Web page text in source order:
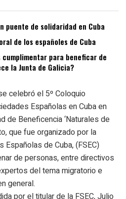
puente de solidaridad en Cuba
de los españoles de Cuba
para beneficar de
la Junta de Galicia?
celebró el 5º Coloquio
Españolas en Cuba en
de Beneficencia ‘Naturales de
que fue organizado por la
Españolas de Cuba, (FSEC)
de personas, entre directivos
del tema migratorio e
general.
por el titular de la FSEC, Julio